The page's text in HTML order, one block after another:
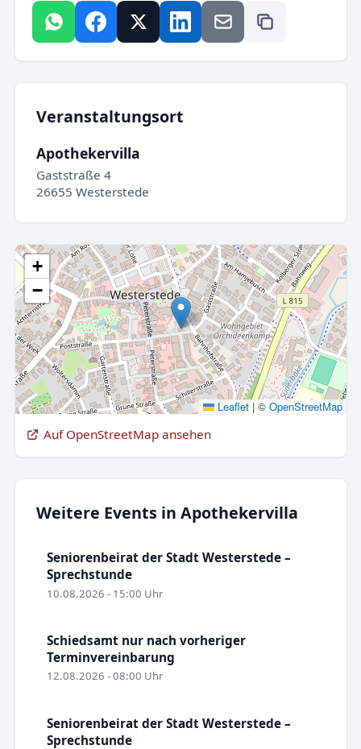
Veranstaltungsort
Apothekervilla
Gaststraße 4
26655 Westerstede
+
−
Leaflet |© OpenStreetMap
Auf OpenStreetMap ansehen
Weitere Events in Apothekervilla
Seniorenbeirat der Stadt Westerstede –
Sprechstunde
10.08.2026 - 15:00 Uhr
Schiedsamt nur nach vorheriger
Terminvereinbarung
12.08.2026 - 08:00 Uhr
Seniorenbeirat der Stadt Westerstede –
Sprechstunde